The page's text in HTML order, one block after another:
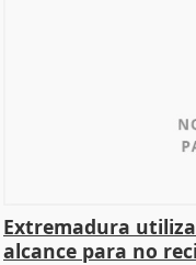
Extremadura
alcance para no